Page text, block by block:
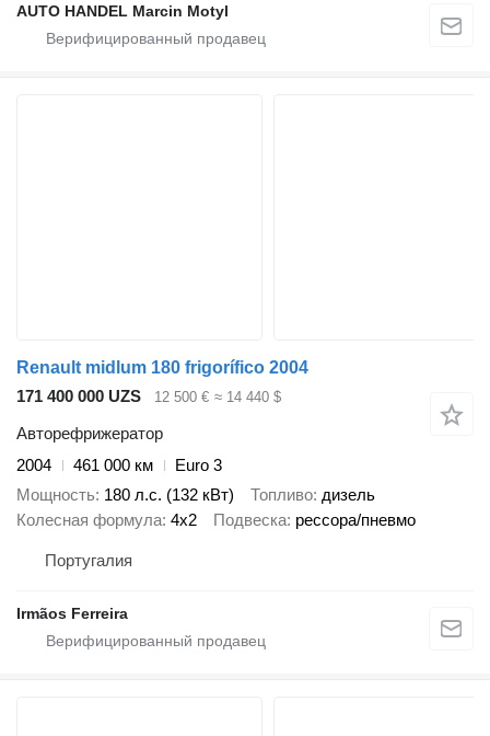
AUTO HANDEL Marcin Motyl
Renault midlum 180 frigorífico 2004
171 400 000 UZS
12 500 € ≈ 14 440 $
Авторефрижератор
2004
461 000 км
Euro 3
Мощность 180 л.с. (132 кВт) Топливо дизель
Колесная формула 4x2 Подвеска рессора/пневмо
Португалия
Irmãos Ferreira